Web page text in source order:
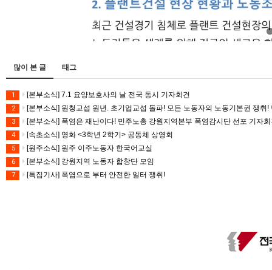
많이 본 글 태그
1 [본부소식] 7.1 요양보호사의 날 전국 동시 기자회견
2 [본부소식] 원청교섭 원년. 초기업교섭 돌파! 모든 노동자의 노동기본권 쟁취
3 [본부소식] 폭염은 재난이다! 민주노총 강원지역본부 폭염감시단 선포 기자
4 [속초소식] 영화 <3학년 2학기> 공동체 상영회
5 [원주소식] 원주 이주노동자 한국어교실
6 [본부소식] 강원지역 노동자 합창단 모임
7 [특집기사] 폭염으로 부터 안전한 일터 쟁취!